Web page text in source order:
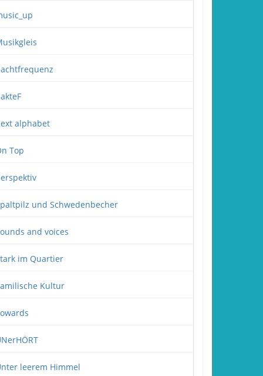
alphabet
Top
und Schwedenbecher
and voices
im Quartier
Kultur
leerem Himmel